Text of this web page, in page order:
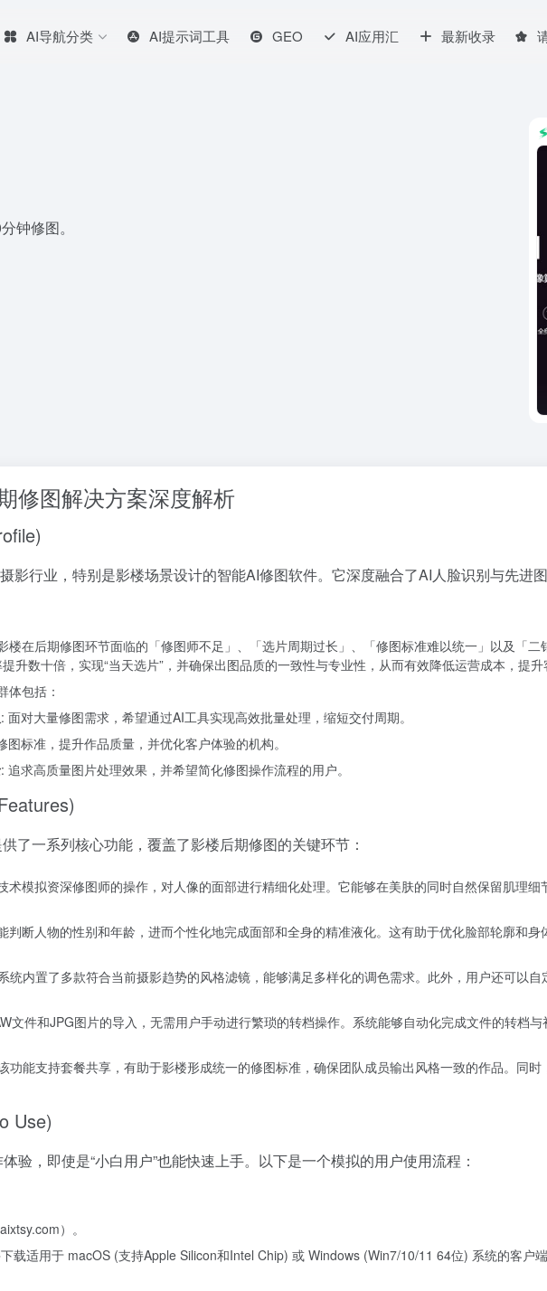
AI导航分类 AI提示词工具 GEO AI应用汇 最新收录
钟修图。
修图解决方案深度解析
影行业，特别是影楼场景设计的智能AI修图软件。它深度融合了AI人脸识别与先进
楼在后期修图环节面临的「修图师不足」、「选片周期过长」、「修图标准难以统一」以及「
升数十倍，实现“当天选片”，并确保出图品质的一致性与专业性，从而有效降低运营成本，提升
体包括：
: 面对大量修图需求，希望通过AI工具实现高效批量处理，缩短交付周期。
图标准，提升作品质量，并优化客户体验的机构。
: 追求高质量图片处理效果，并希望简化修图操作流程的用户。
了一系列核心功能，覆盖了影楼后期修图的关键环节：
术模拟资深修图师的操作，对人像的面部进行精细化处理。它能够在美肤的同时自然保留肌理
判断人物的性别和年龄，进而个性化地完成面部和全身的精准液化。这有助于优化脸部轮廓和
统内置了多款符合当前摄影趋势的风格滤镜，能够满足多样化的调色需求。此外，用户还可以
文件和JPG图片的导入，无需用户手动进行繁琐的转档操作。系统能够自动化完成文件的转档
功能支持套餐共享，有助于影楼形成统一的修图标准，确保团队成员输出风格一致的作品。同
Use)
验，即使是“小白用户”也能快速上手。以下是一个模拟的用户使用流程：
）。
载适用于 macOS (支持Apple Silicon和Intel Chip) 或 Windows (Win7/10/11 64位) 系统的客户端